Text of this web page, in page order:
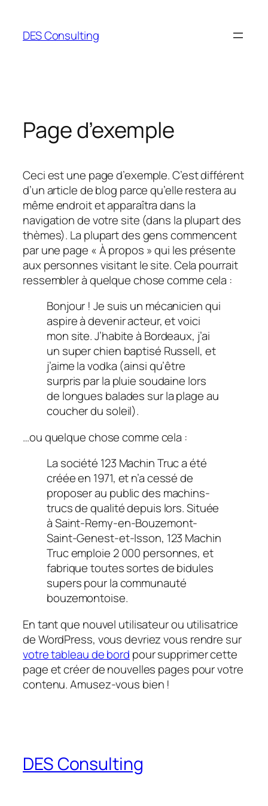
contenu
DES Consulting
Page d’exemple
Ceci est une page d’exemple. C’est différent
d’un article de blog parce qu’elle restera au
même endroit et apparaîtra dans la
navigation de votre site (dans la plupart des
thèmes). La plupart des gens commencent
par une page « À propos » qui les présente
aux personnes visitant le site. Cela pourrait
ressembler à quelque chose comme cela :
Bonjour ! Je suis un mécanicien qui
aspire à devenir acteur, et voici
mon site. J’habite à Bordeaux, j’ai
un super chien baptisé Russell, et
j’aime la vodka (ainsi qu’être
surpris par la pluie soudaine lors
de longues balades sur la plage au
coucher du soleil).
…ou quelque chose comme cela :
La société 123 Machin Truc a été
créée en 1971, et n’a cessé de
proposer au public des machins-
trucs de qualité depuis lors. Située
à Saint-Remy-en-Bouzemont-
Saint-Genest-et-Isson, 123 Machin
Truc emploie 2 000 personnes, et
fabrique toutes sortes de bidules
supers pour la communauté
bouzemontoise.
En tant que nouvel utilisateur ou utilisatrice
de WordPress, vous devriez vous rendre sur
votre tableau de bord pour supprimer cette
page et créer de nouvelles pages pour votre
contenu. Amusez-vous bien !
DES Consulting